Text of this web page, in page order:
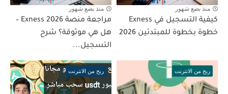
منذ بضع شهور
كيفية التسجيل في Exness
خطوة بخطوة للمبتدئين 2026
منذ بضع شهور
مراجعة منصة Exness 2026 –
هل هي موثوقة؟ شرح
التسجيل...
ربح من الانترنت ربح من الانترنت